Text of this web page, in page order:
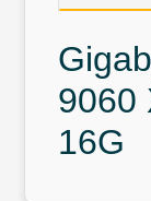
9060
16G